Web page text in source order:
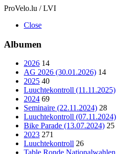
ProVelo.lu / LVI
Close
Albumen
2026 14
AG 2026 (30.01.2026) 14
2025 40
Luuchtekontroll (11.11.2025)
2024 69
Seminaire (22.11.2024) 28
Luuchtekontroll (07.11.2024)
Bike Parade (13.07.2024) 25
2023 271
Luuchtekontroll 26